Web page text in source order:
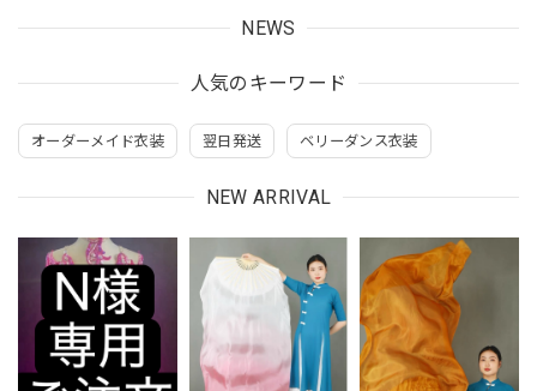
NEWS
NEW ARRIVAL
人気のキーワード
オーダーメイド衣装 翌日発送 ベリーダンス衣装